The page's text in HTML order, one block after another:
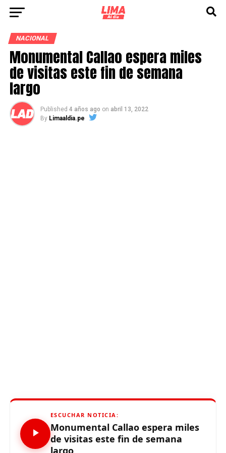
NACIONAL
Monumental Callao espera miles
de visitas este fin de semana
largo
Published 4 años ago on abril 13, 2022
By Limaaldia.pe
ESCUCHAR NOTICIA:
Monumental Callao espera miles
de visitas este fin de semana
largo